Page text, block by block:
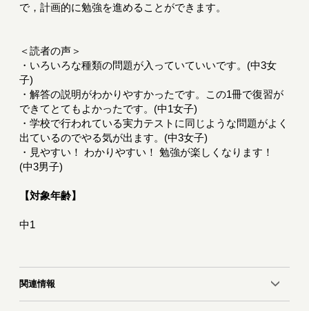
で，計画的に勉強を進めることができます。
＜読者の声＞
・いろいろな種類の問題が入っていていいです。(中3女
子)
・解答の説明がわかりやすかったです。この1冊で復習が
できてとてもよかったです。(中1女子)
・学校で行われている実力テストに同じような問題がよく
出ているのでやる気が出ます。(中3女子)
・見やすい！ わかりやすい！ 勉強が楽しくなります！
(中3男子)
【対象年齢】
中1
関連情報